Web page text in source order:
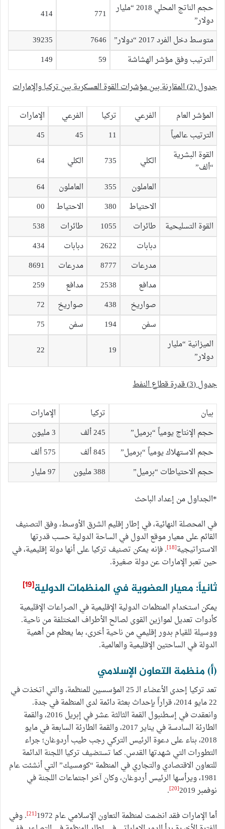
حجم الناتج المحلي 2018 “مليار
دولار”
771
414
متوسط دخل الفرد 2017 “دولار”
7646
39235
الترتيب وفق مؤشر الهشاشة
59
149
جدول (2) المقارنة بين مؤشرات القوة العسكرية بين تركيا والإمارات
المؤشر العام
الفرعي تركيا الفرعي
الإمارات
الترتيب عالمياً
11
45
45
القوة البشرية
“ألف”
الكلي 735 الكلي
64
العاملون
355 العاملون
64
الاحتياط
380 الاحتياط
00
القوة التسليحية
طائرات 1055 طائرات
538
دبابات
2622 دبابات
434
مدرعات
8777 مدرعات
8691
مدافع
2538 مدافع
259
صواريخ
438 صواريخ
72
سفن
194 سفن
75
الميزانية “مليار
دولار”
19
22
جدول (3) قدرة قطاع النفط
بيان
تركيا
الإمارات
حجم الإنتاج يومياً “برميل”
245 ألف
3 مليون
حجم الاستهلاك يومياً “برميل”
845 ألف
575 ألف
حجم الاحتياطات “برميل”
388 مليون
97 مليار
*الجداول من إعداد الباحث
في المحصلة النهائية، في إطار إقليم الشرق الأوسط، وفق التصنيف
القائم على معيار موقع الدول في الساحة الدولية حسب قدرتها
الاستراتيجية[18]
. فإنه يمكن تصنيف تركيا على أنها دولة إقليمية، في
حين تعبر الإمارات عن دولة صغيرة.
ثانياً: معيار العضوية في المنظمات الدولية[19]
يمكن استخدام المنظمات الدولية الإقليمية في الصراعات الإقليمية
كأدوات تعديل لموازين القوى لصالح الأطراف المختلفة من ناحية.
ووسيلة للقيام بدور إقليمي من ناحية أخرى، بما يعظم من أهمية
الدولة في الساحتين الإقليمية والعالمية.
(أ) منظمة التعاون الإسلامي
تعد تركيا إحدى الأعضاء الـ 25 المؤسسين للمنظمة، والتي اتخذت في
22 مايو 2014، قراراً بإحداث بعثة دائمة لدى المنظمة في جدة.
وانعقدت في إسطنبول القمة الثالثة عشر في إبريل 2016، والقمة
الطارئة السادسة في يناير 2017، والقمة الطارئة السابعة في مايو
2018، بناء على دعوة الرئيس التركي رجب طيب أردوغان؛ جراء
التطورات التي شهدتها القدس. كما تستضيف تركيا اللجنة الدائمة
للتعاون الاقتصادي والتجاري في المنظمة “كومسيك” التي أنشئت عام
1981، ويرأسها الرئيس أردوغان، وكان آخر اجتماعات اللجنة في
نوفمبر 2019
[20]
.
أما الإمارات فقد انضمت لمنظمة التعاون الإسلامي عام 1972
[21]
. وفي